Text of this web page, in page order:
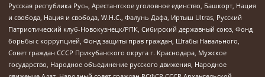
Русская республика Русь, Арестантское уголовное единство, Башкорт, Нация
и свобода, Нация и свобода, W.H.С., Фалунь Дафа, Иртыш Ultras, Русский
Патриотический клуб-Новокузнецк/РПК, Сибирский державный союз, Фонд
борьбы с коррупцией, Фонд защиты прав граждан, Штабы Навального,
Совет граждан СССР Прикубанского округа г. Краснодара, Мужское
государство, Народное объединение русского движения, Народное